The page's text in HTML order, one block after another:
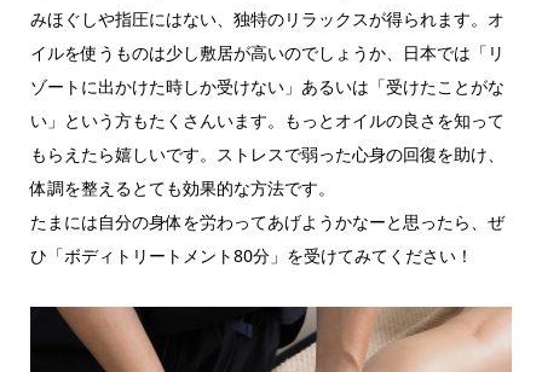
みほぐしや指圧にはない、独特のリラックスが得られます。オ
イルを使うものは少し敷居が高いのでしょうか、日本では「リ
ゾートに出かけた時しか受けない」あるいは「受けたことがな
い」という方もたくさんいます。もっとオイルの良さを知って
もらえたら嬉しいです。ストレスで弱った心身の回復を助け、
体調を整えるとても効果的な方法です。
たまには自分の身体を労わってあげようかなーと思ったら、ぜ
ひ「ボディトリートメント80分」を受けてみてください！